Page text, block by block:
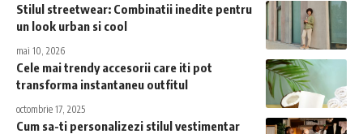
Stilul streetwear: Combinatii inedite pentru
un look urban si cool
mai 10, 2026
Cele mai trendy accesorii care iti pot
transforma instantaneu outfitul
octombrie 17, 2025
Cum sa-ti personalizezi stilul vestimentar